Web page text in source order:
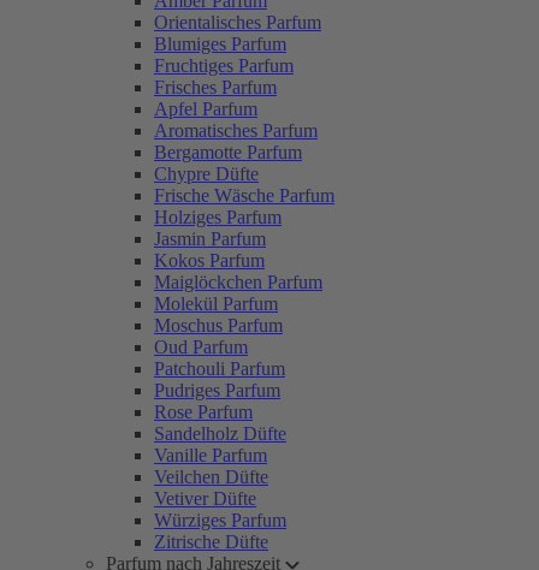
Orientalisches Parfum
Blumiges Parfum
Fruchtiges Parfum
Frisches Parfum
Apfel Parfum
Aromatisches Parfum
Bergamotte Parfum
Chypre Düfte
Frische Wäsche Parfum
Holziges Parfum
Jasmin Parfum
Kokos Parfum
Maiglöckchen Parfum
Molekül Parfum
Moschus Parfum
Oud Parfum
Patchouli Parfum
Pudriges Parfum
Rose Parfum
Sandelholz Düfte
Vanille Parfum
Veilchen Düfte
Vetiver Düfte
Würziges Parfum
Zitrische Düfte
Parfum nach Jahreszeit